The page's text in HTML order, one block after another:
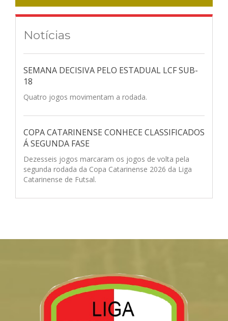
Notícias
SEMANA DECISIVA PELO ESTADUAL LCF SUB-
18
Quatro jogos movimentam a rodada.
COPA CATARINENSE CONHECE CLASSIFICADOS
Á SEGUNDA FASE
Dezesseis jogos marcaram os jogos de volta pela
segunda rodada da Copa Catarinense 2026 da Liga
Catarinense de Futsal.